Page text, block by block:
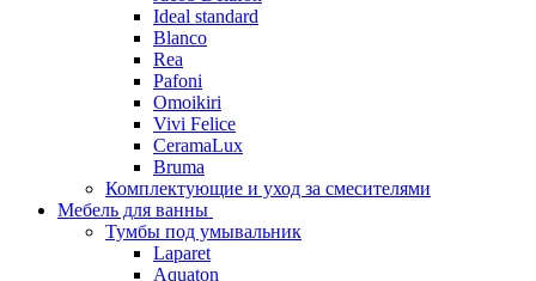
Ideal standard
Blanco
Rea
Pafoni
Omoikiri
Vivi Felice
CeramaLux
Bruma
Комплектующие и уход за смесителями
Мебель для ванны
Тумбы под умывальник
Laparet
Aquaton